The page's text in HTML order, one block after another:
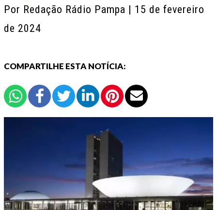
Por Redação Rádio Pampa | 15 de fevereiro
de 2024
COMPARTILHE ESTA NOTÍCIA: